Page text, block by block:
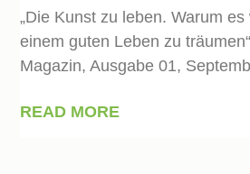
„Die Kunst zu leben. Warum
einem guten Leben zu
Magazin, Ausgabe 01,
READ MORE